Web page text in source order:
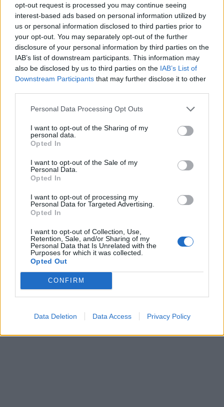
opt-out request is processed you may continue seeing
interest-based ads based on personal information utilized by
us or personal information disclosed to third parties prior to
your opt-out. You may separately opt-out of the further
disclosure of your personal information by third parties on the
IAB’s list of downstream participants. This information may
also be disclosed by us to third parties on the IAB’s List of
Downstream Participants that may further disclose it to other
Personal Data Processing Opt Outs
I want to opt-out of the Sharing of my
personal data.
Opted In
I want to opt-out of the Sale of my
Personal Data.
Opted In
I want to opt-out of processing my
Personal Data for Targeted Advertising.
Opted In
I want to opt-out of Collection, Use,
Retention, Sale, and/or Sharing of my
Personal Data that Is Unrelated with the
Purposes for which it was collected.
Opted Out
CONFIRM
Data Deletion Data Access Privacy Policy